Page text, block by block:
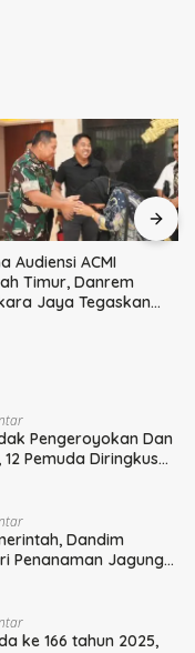
Audiensi ACMI
Timur, Danrem
Jaya Tegaskan
Pengeroyokan Dan
Pemuda Diringkus
Dandim
Penanaman Jagung
ke 166 tahun 2025,